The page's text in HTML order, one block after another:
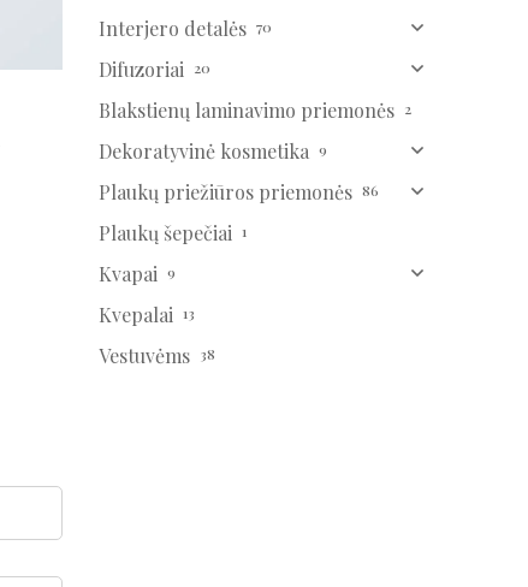
Interjero detalės 70
Difuzoriai 20
Blakstienų laminavimo priemonės 2
Dekoratyvinė kosmetika 9
Plaukų priežiūros priemonės 86
Plaukų šepečiai 1
Kvapai 9
Kvepalai 13
Vestuvėms 38